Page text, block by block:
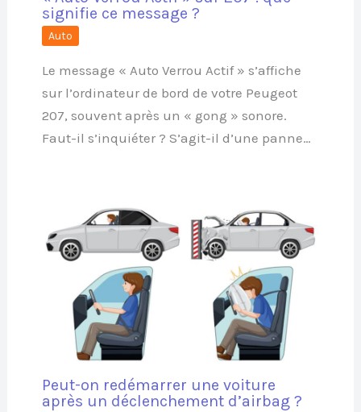
signifie ce message ?
Auto
Le message « Auto Verrou Actif » s’affiche
sur l’ordinateur de bord de votre Peugeot
207, souvent après un « gong » sonore.
Faut-il s’inquiéter ? S’agit-il d’une panne…
Peut-on redémarrer une voiture
après un déclenchement d’airbag ?